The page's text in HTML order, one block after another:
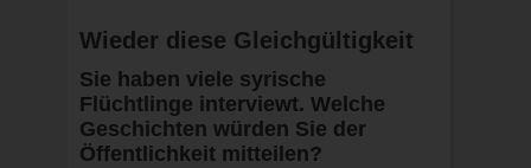
Wieder diese Gleichgültigkeit
Sie haben viele syrische
Flüchtlinge interviewt. Welche
Geschichten würden Sie der
Öffentlichkeit mitteilen?